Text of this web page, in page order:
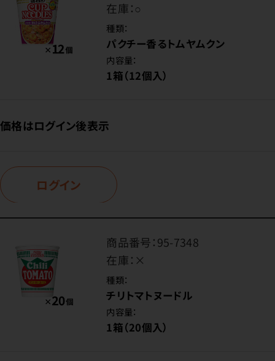
在庫：○
種類：
パクチー香るトムヤムクン
内容量：
1箱（12個入）
価格はログイン後表示
ログイン
商品番号：95-7348
在庫： ×
種類：
チリトマトヌードル
内容量：
1箱（20個入）